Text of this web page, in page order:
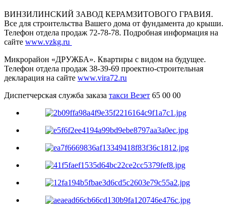
ВИНЗИЛИНСКИЙ ЗАВОД КЕРАМЗИТОВОГО ГРАВИЯ.
Все для строительства Вашего дома от фундамента до крыши.
Телефон отдела продаж 72-78-78. Подробная информация на
сайте www.vzkg.ru
Микрорайон «ДРУЖБА». Квартиры с видом на будущее.
Телефон отдела продаж 38-39-69 проектно-строительная
декларация на сайте www.vira72.ru
Диспетчерская служба заказа такси Везет 65 00 00